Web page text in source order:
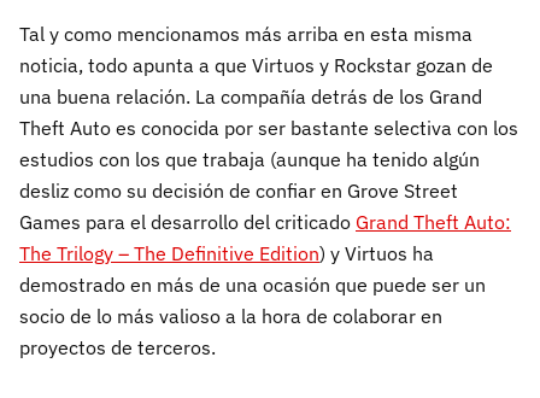
Tal y como mencionamos más arriba en esta misma
noticia, todo apunta a que Virtuos y Rockstar gozan de
una buena relación. La compañía detrás de los Grand
Theft Auto es conocida por ser bastante selectiva con los
estudios con los que trabaja (aunque ha tenido algún
desliz como su decisión de confiar en Grove Street
Games para el desarrollo del criticado Grand Theft Auto:
The Trilogy – The Definitive Edition) y Virtuos ha
demostrado en más de una ocasión que puede ser un
socio de lo más valioso a la hora de colaborar en
proyectos de terceros.